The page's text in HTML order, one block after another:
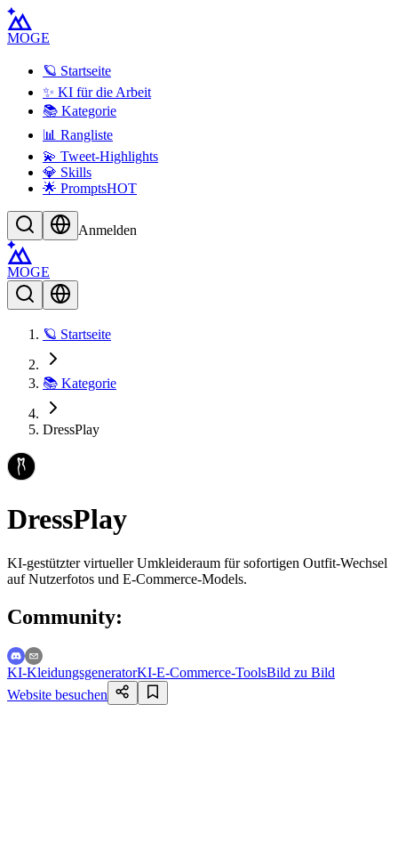
MOGE
🪐 Startseite
✨ KI für die Arbeit
📚 Kategorie
📊 Rangliste
💫 Tweet-Highlights
💎 Skills
🌟 PromptsHOT
Anmelden
MOGE
🪐 Startseite
📚 Kategorie
DressPlay
DressPlay
KI-gestützter virtueller Umkleideraum für sofortigen Outfit-Wechsel
auf Nutzerfotos und E-Commerce-Models.
Community:
KI-KleidungsgeneratorKI-E-Commerce-ToolsBild zu Bild
Website besuchen